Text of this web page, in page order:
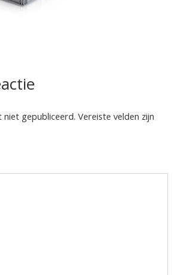
gepubliceerd.Vereiste velden zijn